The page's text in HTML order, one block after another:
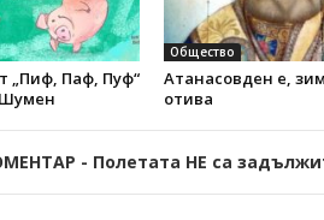
„Пиф, Паф, Пуф“
Общество
Атанасовден е,
отива
- Полетата НЕ са